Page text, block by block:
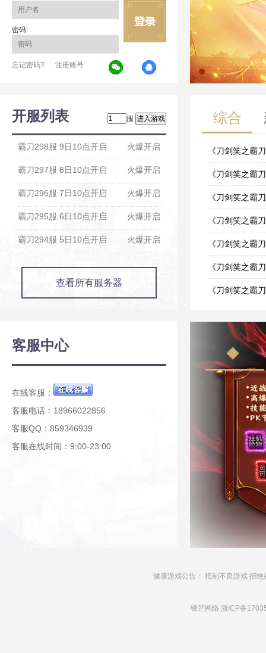
密码:
忘记密码? 注册账号
开服列表 服
火爆开启
霸刀298服 9日10点开启
火爆开启
霸刀297服 8日10点开启
火爆开启
霸刀296服 7日10点开启
火爆开启
霸刀295服 6日10点开启
火爆开启
霸刀294服 5日10点开启
查看所有服务器
客服中心
在线客服：
客服电话：18966022856
客服QQ：859346939
客服在线时间：9:00-23:00
综合
《刀剑笑之霸
02-13
《刀剑笑之霸
11-20
《刀剑笑之霸
01-26
《刀剑笑之霸
01-26
《刀剑笑之霸
01-26
《刀剑笑之霸
01-26
《刀剑笑之霸
健康游戏公告： 抵制不良游戏 拒
锋芒网络 浙ICP备